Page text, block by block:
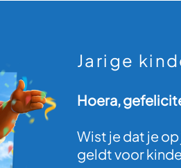
Jarige
Hoera,
Wist je dat je
geldt voor